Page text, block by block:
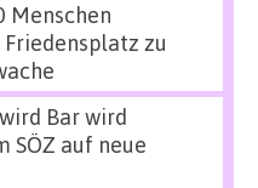
Menschen
zu
Bar wird
SÖZ auf neue